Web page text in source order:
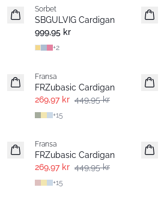
Sorbet
SBGULVIG Cardigan
999,95 kr
+2
Extended size
Fransa
FRZubasic Cardigan
269,97 kr 449,95 kr
+15
Fransa
FRZubasic Cardigan
269,97 kr 449,95 kr
+15